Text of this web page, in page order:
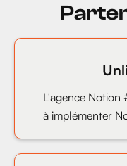
L'agence Notion
à implémenter